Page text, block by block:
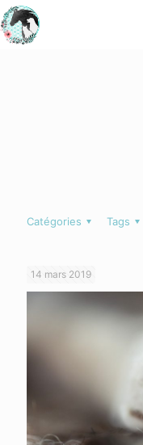
Catégories Tags
14 mars 2019